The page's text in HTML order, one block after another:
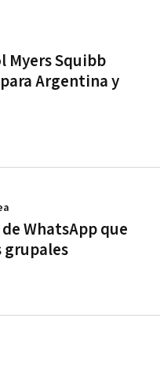
Myers Squibb
Argentina y
WhatsApp que
grupales